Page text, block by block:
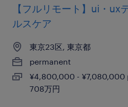
【フルリモート】ui・ux
ルスケア
東京23区, 東京都
permanent
¥4,800,000 - ¥7,080,000
708万円